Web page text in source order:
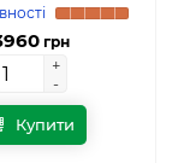
грн
+
-
+
-
Купити